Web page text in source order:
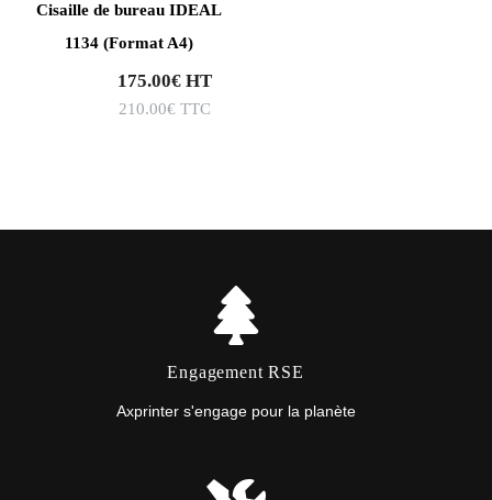
Cisaille de bureau IDEAL
1134 (Format A4)
175.00€ HT
210.00€ TTC
Engagement RSE
Axprinter s'engage pour la planète